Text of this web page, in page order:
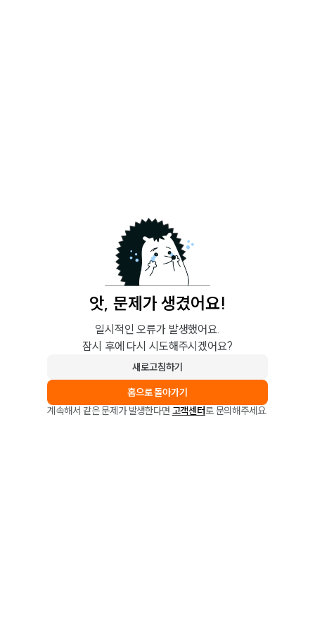
앗, 문제가 생겼어요!
일시적인 오류가 발생했어요.
잠시 후에 다시 시도해주시겠어요?
새로고침하기
홈으로 돌아가기
계속해서 같은 문제가 발생한다면 고객센터로 문의해주세요.